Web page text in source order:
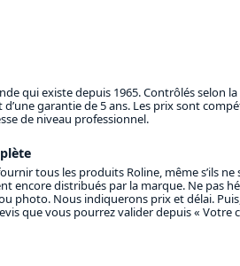
qui existe depuis 1965. Contrôlés selon la
garantie de 5 ans. Les prix sont
de niveau professionnel.
tous les produits Roline, même s’ils ne
encore distribués par la marque. Ne pas
photo. Nous indiquerons prix et délai.
que vous pourrez valider depuis « Votre